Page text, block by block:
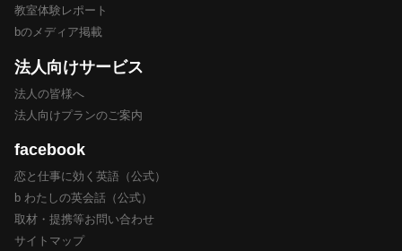
教室体験レポート
bのメディア掲載
法人向けサービス
法人の皆様へ
法人向けプランのご案内
facebook
恋と仕事に効く英語（公式）
b わたしの英会話（公式）
取材・提携等お問い合わせ
サイトマップ